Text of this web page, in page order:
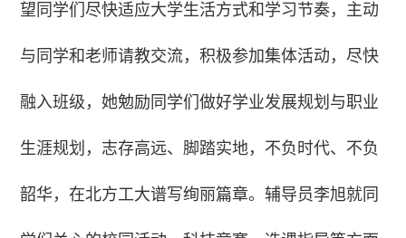
望同学们尽快适应大学生活方式和学习节奏，主动
与同学和老师请教交流，积极参加集体活动，尽快
融入班级，她勉励同学们做好学业发展规划与职业
生涯规划，志存高远、脚踏实地，不负时代、不负
韶华，在北方工大谱写绚丽篇章。辅导员李旭就同